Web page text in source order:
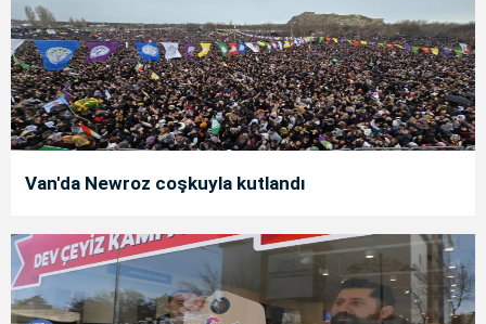
Van'da Newroz coşkuyla kutlandı